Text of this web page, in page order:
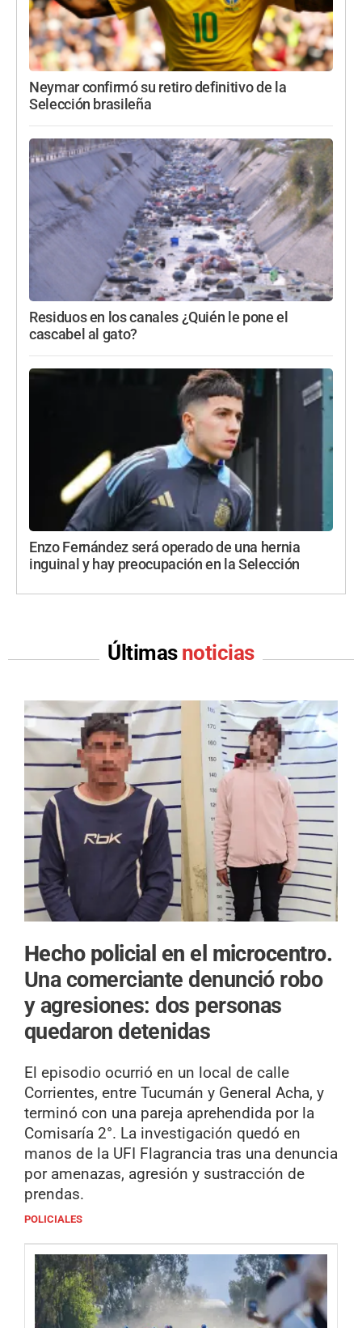
Neymar confirmó su retiro definitivo de la
Selección brasileña
Residuos en los canales ¿Quién le pone el
cascabel al gato?
Enzo Fernández será operado de una hernia
inguinal y hay preocupación en la Selección
Últimas noticias
Hecho policial en el microcentro.
Una comerciante denunció robo
y agresiones: dos personas
quedaron detenidas
El episodio ocurrió en un local de calle
Corrientes, entre Tucumán y General Acha, y
terminó con una pareja aprehendida por la
Comisaría 2°. La investigación quedó en
manos de la UFI Flagrancia tras una denuncia
por amenazas, agresión y sustracción de
prendas.
POLICIALES